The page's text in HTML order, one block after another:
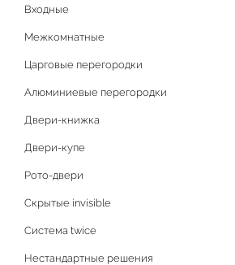
Входные
Межкомнатные
Царговые перегородки
Алюминиевые перегородки
Двери-книжка
Двери-купе
Рото-двери
Скрытые invisible
Система twice
Нестандартные решения